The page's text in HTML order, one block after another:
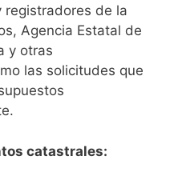
registradores de la
Agencia Estatal de
y otras
las solicitudes que
catastrales: